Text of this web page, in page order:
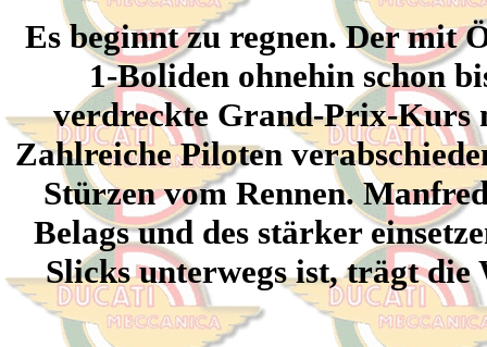
Es beginnt zu regnen. Der mit
1-Boliden ohnehin schon
verdreckte Grand-Prix-Kurs
Zahlreiche Piloten
Stürzen vom Rennen.
Belags und des stärker
Slicks unterwegs ist, trägt